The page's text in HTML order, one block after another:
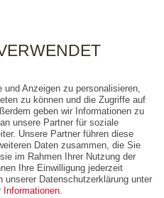
Anzeigen zu personalisieren,
zu können und die Zugriffe auf
geben wir Informationen zu
unsere Partner für soziale
Unsere Partner führen diese
Daten zusammen, die Sie
im Rahmen Ihrer Nutzung der
Ihre Einwilligung jederzeit
unserer Datenschutzerklärung unter
Informationen.